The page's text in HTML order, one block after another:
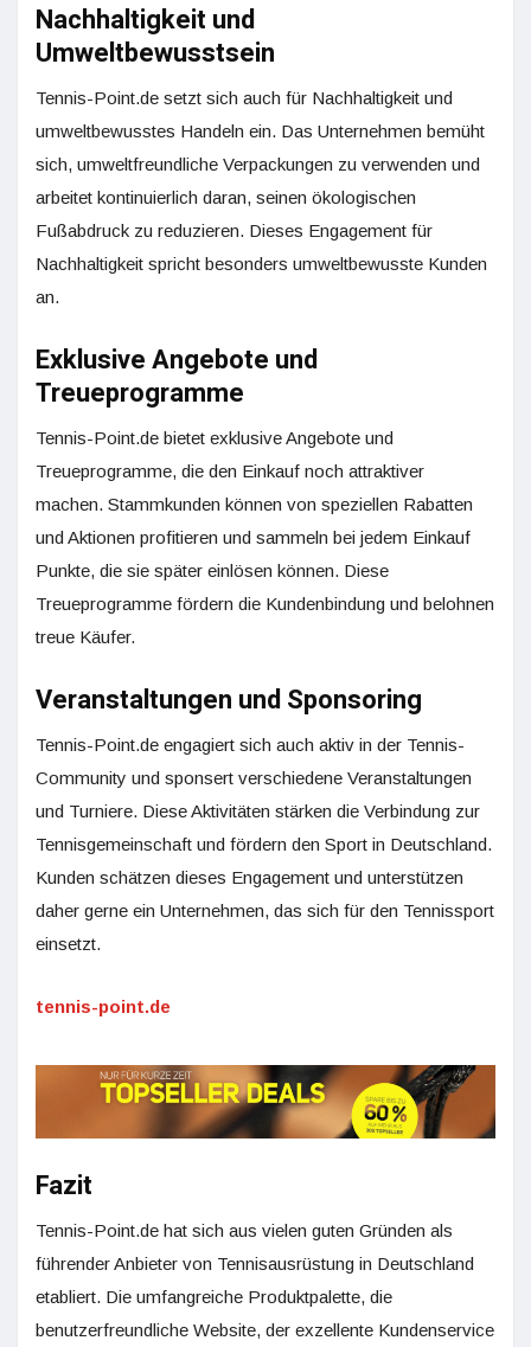
Nachhaltigkeit und
Umweltbewusstsein
Tennis-Point.de setzt sich auch für Nachhaltigkeit und
umweltbewusstes Handeln ein. Das Unternehmen bemüht
sich, umweltfreundliche Verpackungen zu verwenden und
arbeitet kontinuierlich daran, seinen ökologischen
Fußabdruck zu reduzieren. Dieses Engagement für
Nachhaltigkeit spricht besonders umweltbewusste Kunden
an.
Exklusive Angebote und
Treueprogramme
Tennis-Point.de bietet exklusive Angebote und
Treueprogramme, die den Einkauf noch attraktiver
machen. Stammkunden können von speziellen Rabatten
und Aktionen profitieren und sammeln bei jedem Einkauf
Punkte, die sie später einlösen können. Diese
Treueprogramme fördern die Kundenbindung und belohnen
treue Käufer.
Veranstaltungen und Sponsoring
Tennis-Point.de engagiert sich auch aktiv in der Tennis-
Community und sponsert verschiedene Veranstaltungen
und Turniere. Diese Aktivitäten stärken die Verbindung zur
Tennisgemeinschaft und fördern den Sport in Deutschland.
Kunden schätzen dieses Engagement und unterstützen
daher gerne ein Unternehmen, das sich für den Tennissport
einsetzt.
tennis-point.de
Fazit
Tennis-Point.de hat sich aus vielen guten Gründen als
führender Anbieter von Tennisausrüstung in Deutschland
etabliert. Die umfangreiche Produktpalette, die
benutzerfreundliche Website, der exzellente Kundenservice